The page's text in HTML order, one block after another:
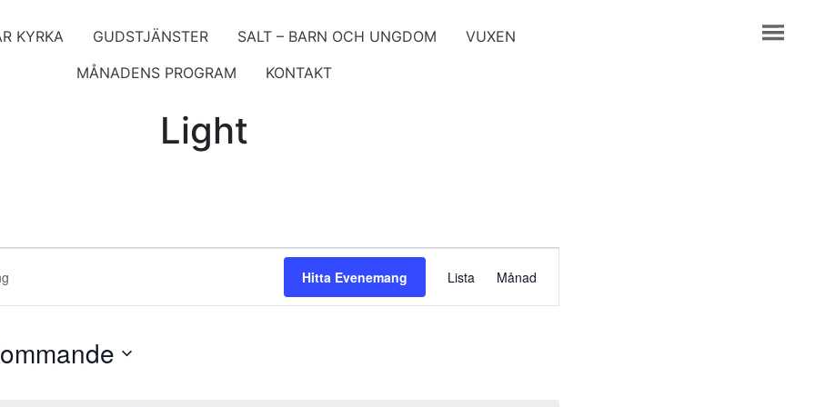
KYRKA GUDSTJÄNSTER SALT – BARN OCH UNGDOM
VUXEN
MÅNADENS PROGRAM
KONTAKT
Light
Hitta Evenemang
vynavigering
Lista Månad